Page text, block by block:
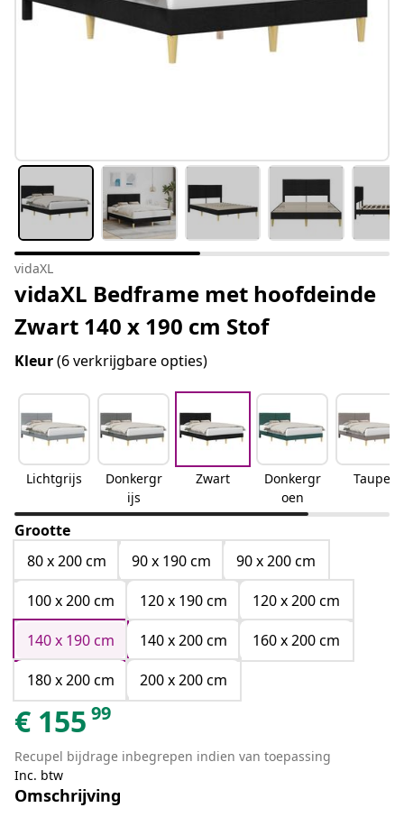
vidaXL
vidaXL Bedframe met hoofdeinde
Zwart 140 x 190 cm Stof
Kleur(6 verkrijgbare opties)
Lichtgrijs
Donkergr
ijs
Zwart
Donkergr
oen
Taupe
Grootte
80 x 200 cm
90 x 190 cm
90 x 200 cm
100 x 200 cm
120 x 190 cm
120 x 200 cm
140 x 190 cm
140 x 200 cm
160 x 200 cm
180 x 200 cm
200 x 200 cm
€ 155 99
Recupel bijdrage inbegrepen indien van toepassing
Inc. btw
Omschrijving